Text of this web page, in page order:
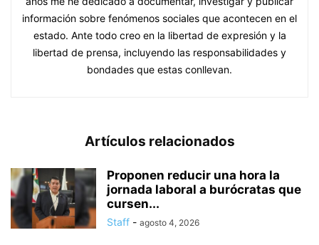
información sobre fenómenos sociales que acontecen en el
estado. Ante todo creo en la libertad de expresión y la
libertad de prensa, incluyendo las responsabilidades y
bondades que estas conllevan.
Artículos relacionados
Proponen reducir una hora la
jornada laboral a burócratas que
cursen...
Staff - agosto 4, 2026